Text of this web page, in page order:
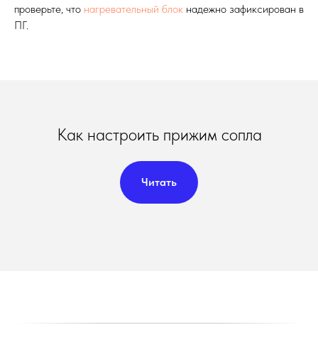
проверьте, что нагревательный блок надежно зафиксирован в
ПГ.
Как настроить прижим сопла
Читать